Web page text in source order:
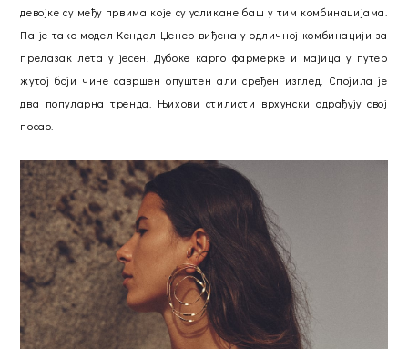
девојке су међу првима које су усликане баш у тим комбинацијама.
Па је тако модел Кендал Џенер виђена у одличној комбинацији за
прелазак лета у јесен. Дубоке карго фармерке и мајица у путер
жутој боји чине савршен опуштен али сређен изглед. Спојила је
два популарна тренда. Њихови стилисти врхунски одрађују свој
посао.